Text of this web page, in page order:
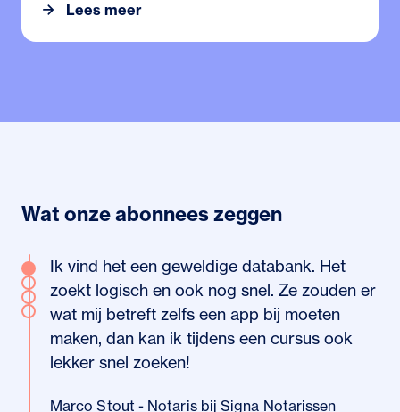
Lees meer
Wat onze abonnees zeggen
Ik vind het een geweldige databank. Het
zoekt logisch en ook nog snel. Ze zouden er
wat mij betreft zelfs een app bij moeten
maken, dan kan ik tijdens een cursus ook
lekker snel zoeken!
Marco Stout - Notaris bij Signa Notarissen